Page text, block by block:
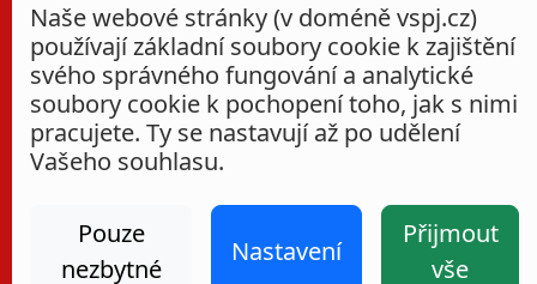
Naše webové stránky (v doméně vspj.cz)
používají základní soubory cookie k zajištění
svého správného fungování a analytické
soubory cookie k pochopení toho, jak s nimi
pracujete. Ty se nastavují až po udělení
Vašeho souhlasu.
Pouze
nezbytné
Nastavení
Přijmout
vše